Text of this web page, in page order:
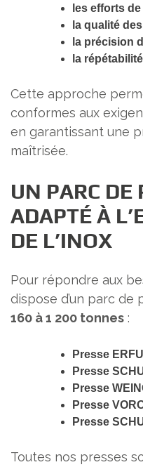
les efforts
la qualité
la précision
la
Cette approche
conformes aux
en garantissant une
maîtrisée.
UN PARC DE
ADAPTÉ À
DE L’INOX
Pour répondre aux
dispose d’un parc de
160 à 1 200 tonnes :
Presse
Presse
Presse
Presse
Presse
Toutes nos presses